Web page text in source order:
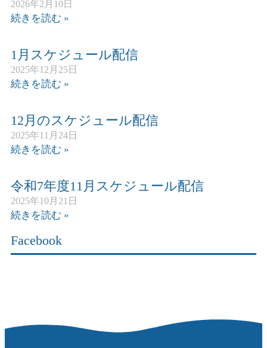
2026年2月10日
続きを読む »
1月スケジュール配信
2025年12月25日
続きを読む »
12月のスケジュール配信
2025年11月24日
続きを読む »
令和7年度11月スケジュール配信
2025年10月21日
続きを読む »
Facebook